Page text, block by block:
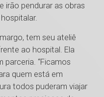
irão pendurar as obras
tem seu ateliê
ao hospital. Ela
parceria. “Ficamos
quem está em
todos puderam viajar